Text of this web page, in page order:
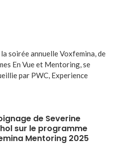
soirée annuelle Voxfemina, de
En Vue et Mentoring, se
par PWC, Experience
de Severine
sur le programme
Mentoring 2025